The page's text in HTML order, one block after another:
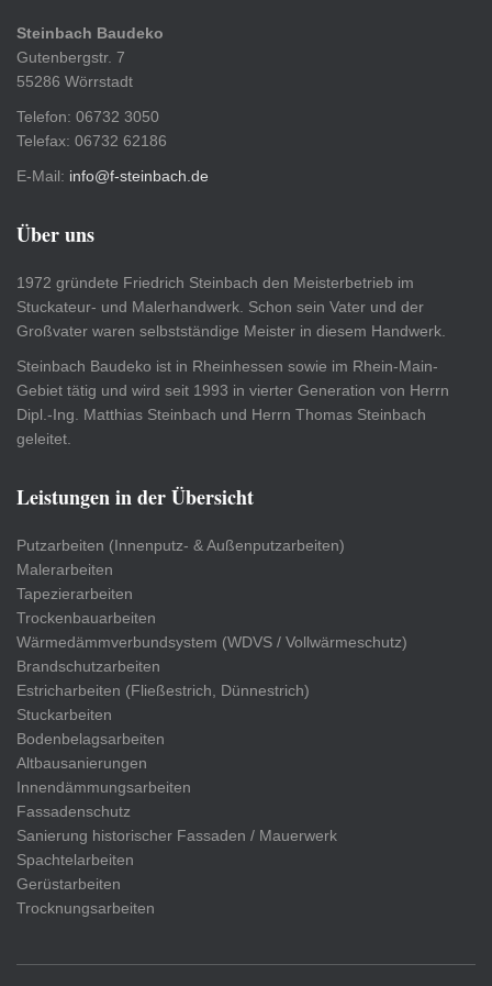
Steinbach Baudeko
Gutenbergstr. 7
55286 Wörrstadt
Telefon: 06732 3050
Telefax: 06732 62186
E-Mail: info@f-steinbach.de
Über uns
1972 gründete Friedrich Steinbach den Meisterbetrieb im
Stuckateur- und Malerhandwerk. Schon sein Vater und der
Großvater waren selbstständige Meister in diesem Handwerk.
Steinbach Baudeko ist in Rheinhessen sowie im Rhein-Main-
Gebiet tätig und wird seit 1993 in vierter Generation von Herrn
Dipl.-Ing. Matthias Steinbach und Herrn Thomas Steinbach
geleitet.
Leistungen in der Übersicht
Putzarbeiten (Innenputz- & Außenputzarbeiten)
Malerarbeiten
Tapezierarbeiten
Trockenbauarbeiten
Wärmedämmverbundsystem (WDVS / Vollwärmeschutz)
Brandschutzarbeiten
Estricharbeiten (Fließestrich, Dünnestrich)
Stuckarbeiten
Bodenbelagsarbeiten
Altbausanierungen
Innendämmungsarbeiten
Fassadenschutz
Sanierung historischer Fassaden / Mauerwerk
Spachtelarbeiten
Gerüstarbeiten
Trocknungsarbeiten